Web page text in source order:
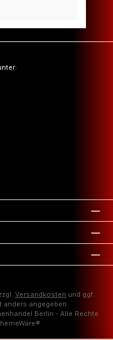
Versandkosten und ggf.
anders angegeben.
Berlin - Alle Rechte